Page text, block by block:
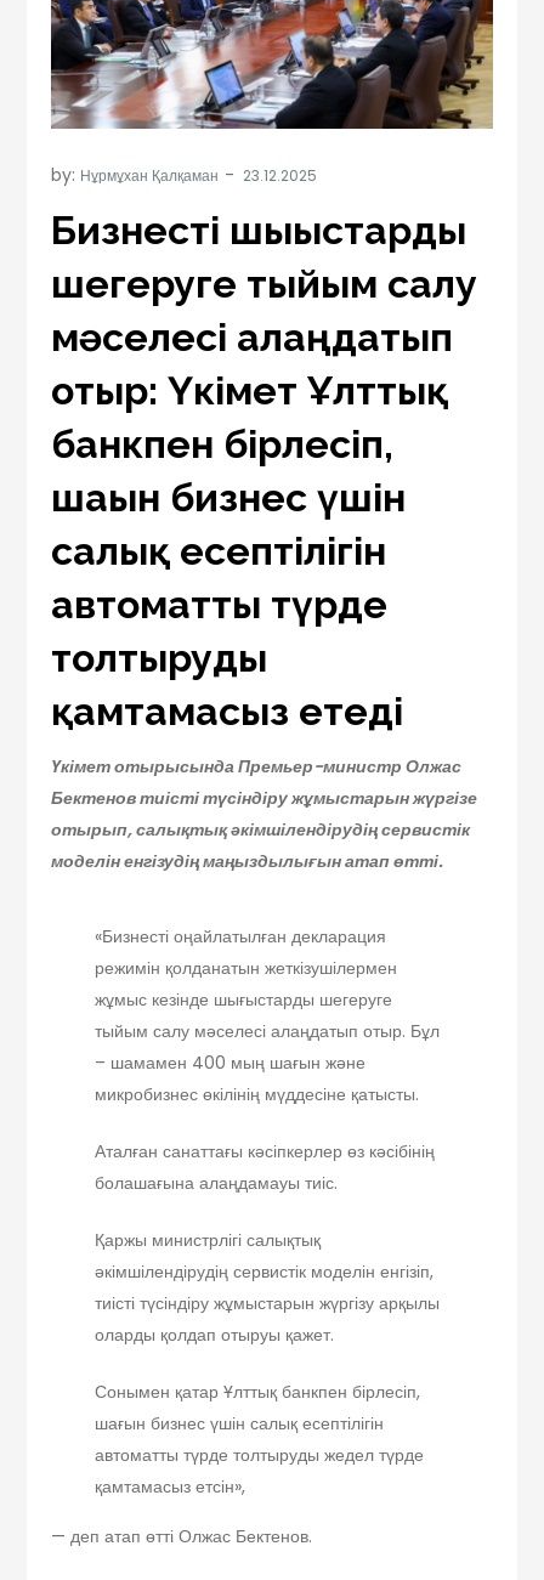
by: Нұрмұхан Қалқаман
Бизнесті шығыстарды
шегеруге тыйым салу
мәселесі алаңдатып
отыр: Үкімет Ұлттық
банкпен бірлесіп,
шағын бизнес үшін
салық есептілігін
автоматты түрде
толтыруды
қамтамасыз етеді
Үкімет отырысында Премьер-министр Олжас
Бектенов тиісті түсіндіру жұмыстарын жүргізе
отырып, салықтық әкімшілендірудің сервистік
моделін енгізудің маңыздылығын атап өтті.
«Бизнесті оңайлатылған декларация
режимін қолданатын жеткізушілермен
жұмыс кезінде шығыстарды шегеруге
тыйым салу мәселесі алаңдатып отыр. Бұл
– шамамен 400 мың шағын және
микробизнес өкілінің мүддесіне қатысты.
Аталған санаттағы кәсіпкерлер өз кәсібінің
болашағына алаңдамауы тиіс.
Қаржы министрлігі салықтық
әкімшілендірудің сервистік моделін енгізіп,
тиісті түсіндіру жұмыстарын жүргізу арқылы
оларды қолдап отыруы қажет.
Сонымен қатар Ұлттық банкпен бірлесіп,
шағын бизнес үшін салық есептілігін
автоматты түрде толтыруды жедел түрде
қамтамасыз етсін»,
— деп атап өтті Олжас Бектенов.